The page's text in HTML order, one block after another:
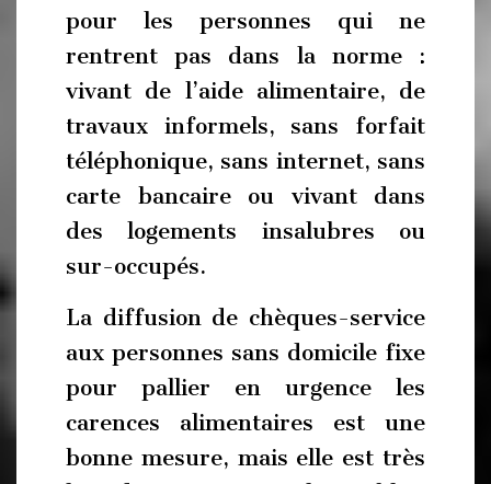
pour les personnes qui ne
rentrent pas dans la norme :
vivant de l’aide alimentaire, de
travaux informels, sans forfait
téléphonique, sans internet, sans
carte bancaire ou vivant dans
des logements insalubres ou
sur-occupés.
La diffusion de chèques-service
aux personnes sans domicile fixe
pour pallier en urgence les
carences alimentaires est une
bonne mesure, mais elle est très